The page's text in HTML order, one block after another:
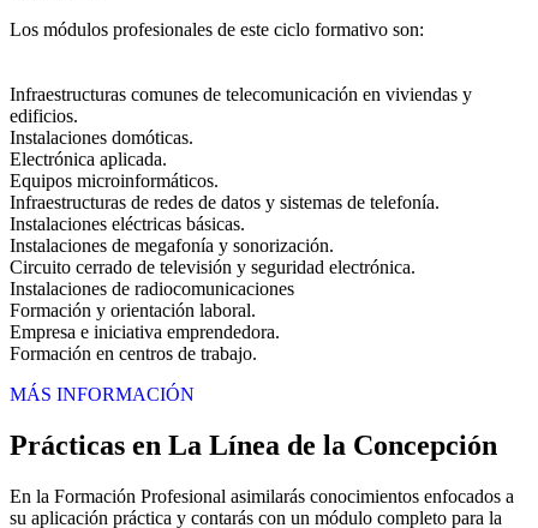
Los módulos profesionales de este ciclo formativo son:
Infraestructuras comunes de telecomunicación en viviendas y
edificios.
Instalaciones domóticas.
Electrónica aplicada.
Equipos microinformáticos.
Infraestructuras de redes de datos y sistemas de telefonía.
Instalaciones eléctricas básicas.
Instalaciones de megafonía y sonorización.
Circuito cerrado de televisión y seguridad electrónica.
Instalaciones de radiocomunicaciones
Formación y orientación laboral.
Empresa e iniciativa emprendedora.
Formación en centros de trabajo.
MÁS INFORMACIÓN
Prácticas en La Línea de la Concepción
En la Formación Profesional asimilarás conocimientos enfocados a
su aplicación práctica y contarás con un módulo completo para la